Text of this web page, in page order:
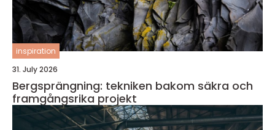
inspiration
31. July 2026
Bergsprängning: tekniken bakom säkra och
framgångsrika projekt